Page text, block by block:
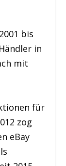
bis
in
mit
für
zog
eBay